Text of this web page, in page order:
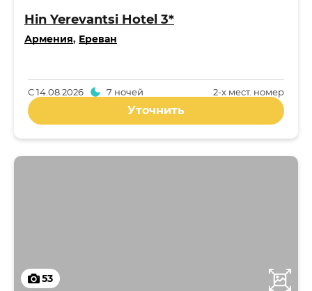
Hin Yerevantsi Hotel 3*
Армения, Ереван
2-x мест. номер
С14.08.2026 7 ночей
Уточнить
53